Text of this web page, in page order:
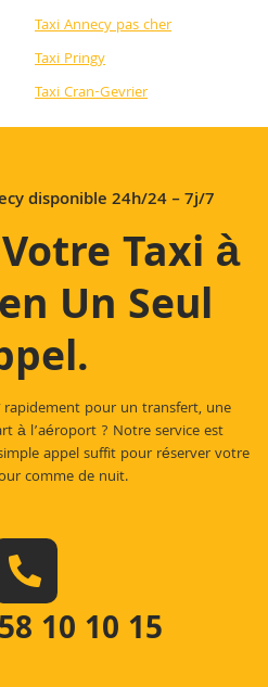
Taxi Annecy pas cher
Taxi Pringy
Taxi Cran-Gevrier
disponible 24h/24 – 7j/7
Taxi à
Un Seul
.
rapidement pour un transfert, une
à l’aéroport ? Notre service est
appel suffit pour réserver votre
comme de nuit.
10 10 15